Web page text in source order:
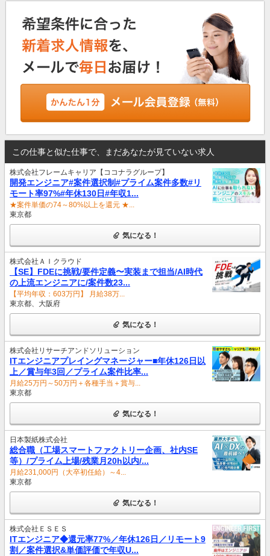
この仕事と似た仕事で、まだあなたが見ていない求人
株式会社フレームキャリア【ココナラグループ】
開発エンジニア#案件選択制#プライム案件多数#リ
モート率97%#年休130日#年収1...
★案件単価の74～80%以上を還元 ★...
東京都
気になる！
株式会社ＡＩクラウド
【SE】FDEに挑戦/要件定義〜実装まで担当/AI時代
の上流エンジニアに/案件数23...
【平均年収：603万円】 月給38万...
東京都、大阪府
気になる！
株式会社リサーチアンドソリューション
ITエンジニアプレイングマネージャー■年休126日以
上／賞与年3回／プライム案件比率...
月給25万円～50万円＋各種手当＋賞与...
東京都
気になる！
日本製紙株式会社
総合職（工場スマートファクトリー企画、社内SE
等）/プライム上場/残業月20h以内/...
月給231,000円（大卒初任給）～4...
東京都
気になる！
株式会社ＥＳＥＳ
ITエンジニア◆還元率77%／年休126⽇／リモート9
割／案件選択&単価評価で年収U...